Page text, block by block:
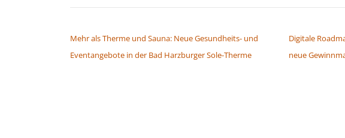
Mehr als Therme und Sauna: Neue Gesundheits- und
Eventangebote in der Bad Harzburger Sole-Therme
Digitale
neue